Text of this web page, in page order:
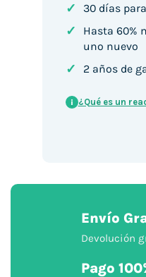
✓ 30 días
✓
Hasta 60%
uno nuevo
✓ 2 años de
i ¿Qué es un
Envío
Devolución
Pago